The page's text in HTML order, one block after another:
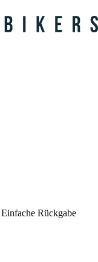
Einfache Rückgabe